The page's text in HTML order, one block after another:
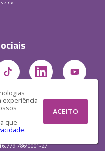
experiência
que
.
ACEITO
0001-27